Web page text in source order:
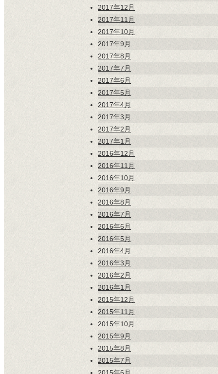
2017年12月
2017年11月
2017年10月
2017年9月
2017年8月
2017年7月
2017年6月
2017年5月
2017年4月
2017年3月
2017年2月
2017年1月
2016年12月
2016年11月
2016年10月
2016年9月
2016年8月
2016年7月
2016年6月
2016年5月
2016年4月
2016年3月
2016年2月
2016年1月
2015年12月
2015年11月
2015年10月
2015年9月
2015年8月
2015年7月